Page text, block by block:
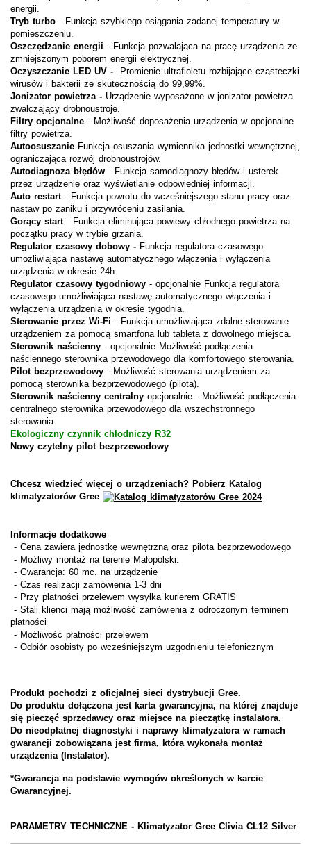
energii.
Tryb turbo - Funkcja szybkiego osiągania zadanej temperatury w
pomieszczeniu.
Oszczędzanie energii - Funkcja pozwalająca na pracę urządzenia ze
zmniejszonym poborem energii elektrycznej.
Oczyszczanie LED UV -
Promienie ultrafioletu rozbijające cząsteczki
wirusów i bakterii ze skutecznością do 99,99%.
Jonizator powietrza - Urządzenie wyposażone w jonizator powietrza
zwalczający drobnoustroje.
Filtry opcjonalne - Możliwość doposażenia urządzenia w opcjonalne
filtry powietrza.
Autoosuszanie Funkcja osuszania wymiennika jednostki wewnętrznej,
ograniczająca rozwój drobnoustrojów.
Autodiagnoza błędów - Funkcja samodiagnozy błędów i usterek
przez urządzenie oraz wyświetlanie odpowiedniej informacji.
Auto restart- Funkcja powrotu do wcześniejszego stanu pracy oraz
nastaw po zaniku i przywróceniu zasilania.
Gorący start- Funkcja eliminująca powiewy chłodnego powietrza na
początku pracy w trybie grzania.
Regulator czasowy dobowy - Funkcja regulatora czasowego
umożliwiająca nastawę automatycznego włączenia i wyłączenia
urządzenia w okresie 24h.
Regulator czasowy tygodniowy - opcjonalnie Funkcja regulatora
czasowego umożliwiająca nastawę automatycznego włączenia i
wyłączenia urządzenia w okresie tygodnia.
Sterowanie przez Wi-Fi - Funkcja umożliwiająca zdalne sterowanie
urządzeniem za pomocą smartfona lub tableta z dowolnego miejsca.
Sterownik naścienny - opcjonalnie Możliwość podłączenia
naściennego sterownika przewodowego dla komfortowego sterowania.
Pilot bezprzewodowy - Możliwość sterowania urządzeniem za
pomocą sterownika bezprzewodowego (pilota).
Sterownik naścienny centralny opcjonalnie - Możliwość podłączenia
centralnego sterownika przewodowego dla wszechstronnego
sterowania.
Ekologiczny czynnik chłodniczy R32
Nowy czytelny pilot bezprzewodowy
Chcesz wiedzieć więcej o urządzeniach? Pobierz Katalog
klimatyzatorów Gree
Informacje dodatkowe
- Cena zawiera jednostkę wewnętrzną oraz pilota bezprzewodowego
- Możliwy montaż na terenie Małopolski.
- Gwarancja: 60 mc. na urządzenie
- Czas realizacji zamówienia 1-3 dni
- Przy płatności przelewem wysyłka kurierem GRATIS
- Stali klienci mają możliwość zamówienia z odroczonym terminem
płatności
- Możliwość płatności przelewem
- Odbiór osobisty po wcześniejszym uzgodnieniu telefonicznym
Produkt pochodzi z oficjalnej sieci dystrybucji Gree.
Do produktu dołączona jest karta gwarancyjna, na której znajduje
się pieczęć sprzedawcy oraz miejsce na pieczątkę instalatora.
Do nieodpłatnej diagnostyki i naprawy klimatyzatora w ramach
gwarancji zobowiązana jest firma, która wykonała montaż
urządzenia (Instalator).
*Gwarancja na podstawie wymogów określonych w karcie
Gwarancyjnej.
PARAMETRY TECHNICZNE - Klimatyzator Gree Clivia CL12 Silver